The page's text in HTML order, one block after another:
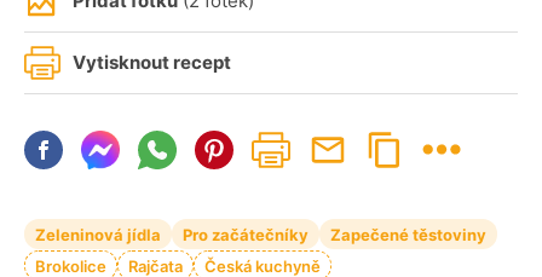
Vytisknout recept
Zeleninová jídla Pro začátečníky
Zapečené těstoviny
Brokolice
Rajčata
Česká kuchyně